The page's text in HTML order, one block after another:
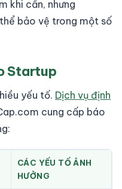
khi cần, nhưng
bảo vệ trong một số
Startup
yếu tố. Dịch vụ định
cung cấp báo
CÁC YẾU TỐ ẢNH
HƯỞNG